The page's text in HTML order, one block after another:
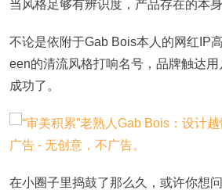
当风格足够有辨识度，产品存在的本
不论是依附于Gab Bois本人的网红IP
een的清流风格打响名号，品牌触达
成功了。
在小圈子里捣鼓了那么久，或许你想